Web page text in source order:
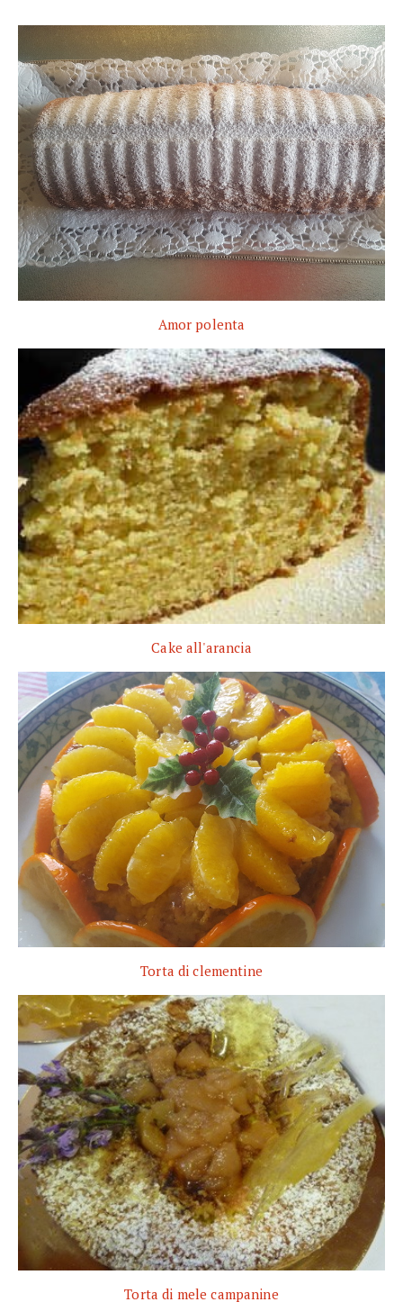
Amor polenta
Cake all'arancia
Torta di clementine
Torta di mele campanine